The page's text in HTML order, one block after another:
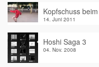
Kopfschuss
14. Juni 2011
Hoshi Saga 3
04. Nov. 2008